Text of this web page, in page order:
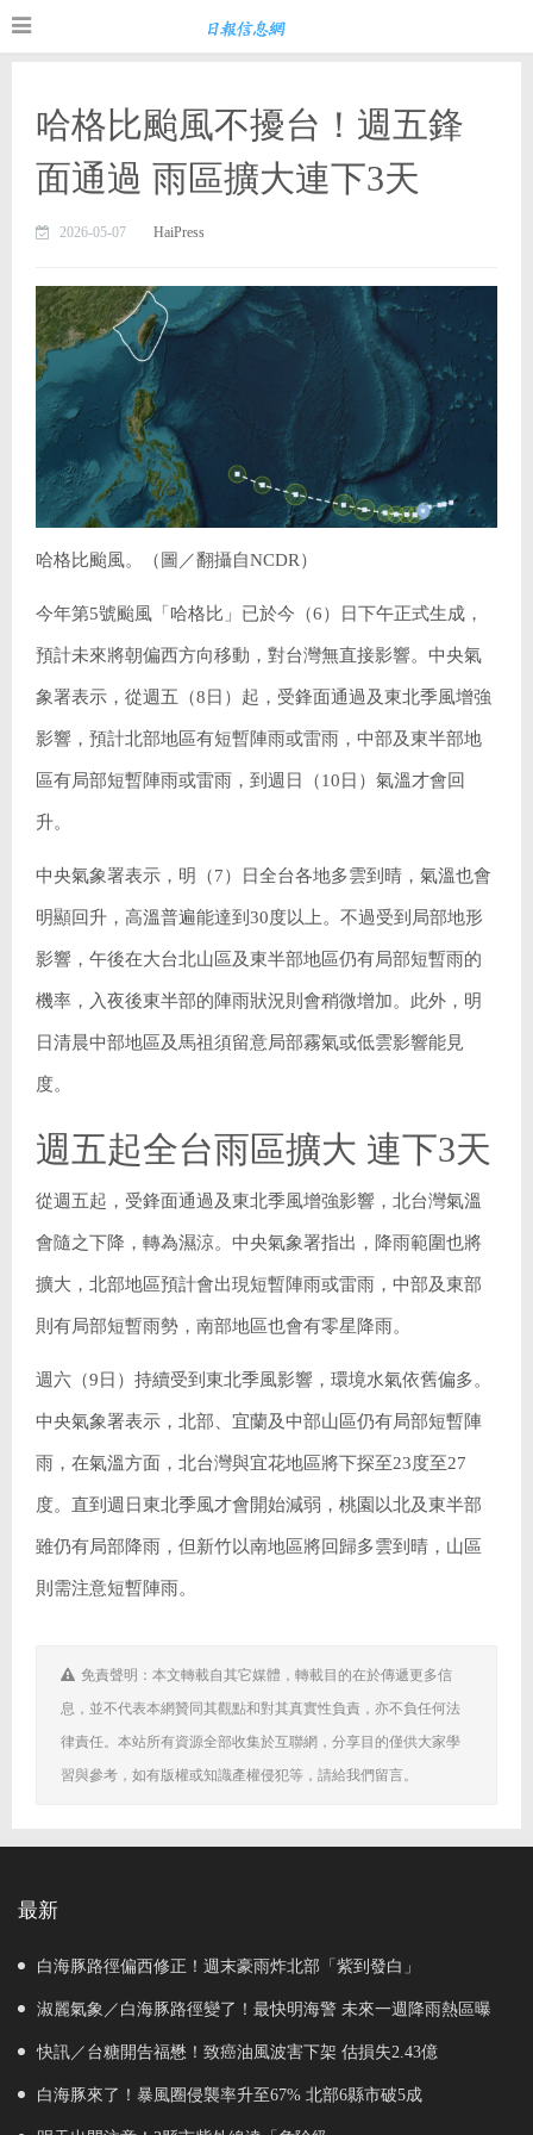
哈格比颱風不擾台！週五鋒
面通過 雨區擴大連下3天
2026-05-07 HaiPress
哈格比颱風。（圖／翻攝自NCDR）
今年第5號颱風「哈格比」已於今（6）日下午正式生成，
預計未來將朝偏西方向移動，對台灣無直接影響。中央氣
象署表示，從週五（8日）起，受鋒面通過及東北季風增強
影響，預計北部地區有短暫陣雨或雷雨，中部及東半部地
區有局部短暫陣雨或雷雨，到週日（10日）氣溫才會回
升。
中央氣象署表示，明（7）日全台各地多雲到晴，氣溫也會
明顯回升，高溫普遍能達到30度以上。不過受到局部地形
影響，午後在大台北山區及東半部地區仍有局部短暫雨的
機率，入夜後東半部的陣雨狀況則會稍微增加。此外，明
日清晨中部地區及馬祖須留意局部霧氣或低雲影響能見
度。
週五起全台雨區擴大 連下3天
從週五起，受鋒面通過及東北季風增強影響，北台灣氣溫
會隨之下降，轉為濕涼。中央氣象署指出，降雨範圍也將
擴大，北部地區預計會出現短暫陣雨或雷雨，中部及東部
則有局部短暫雨勢，南部地區也會有零星降雨。
週六（9日）持續受到東北季風影響，環境水氣依舊偏多。
中央氣象署表示，北部、宜蘭及中部山區仍有局部短暫陣
雨，在氣溫方面，北台灣與宜花地區將下探至23度至27
度。直到週日東北季風才會開始減弱，桃園以北及東半部
雖仍有局部降雨，但新竹以南地區將回歸多雲到晴，山區
則需注意短暫陣雨。
免責聲明：本文轉載自其它媒體，轉載目的在於傳遞更多信
息，並不代表本網贊同其觀點和對其真實性負責，亦不負任何法
律責任。本站所有資源全部收集於互聯網，分享目的僅供大家學
習與參考，如有版權或知識產權侵犯等，請給我們留言。
最新
白海豚路徑偏西修正！週末豪雨炸北部「紫到發白」
淑麗氣象／白海豚路徑變了！最快明海警 未來一週降雨熱區曝
快訊／台糖開告福懋！致癌油風波害下架 估損失2.43億
白海豚來了！暴風圈侵襲率升至67% 北部6縣市破5成